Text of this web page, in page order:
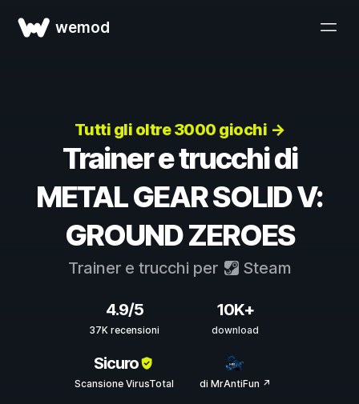
wemod
Tutti gli oltre 3000 giochi →
Trainer e trucchi di
METAL GEAR SOLID V:
GROUND ZEROES
Trainer e trucchi per Steam
4.9/5
37K recensioni
10K+
download
Sicuro
Scansione VirusTotal di MrAntiFun ↗